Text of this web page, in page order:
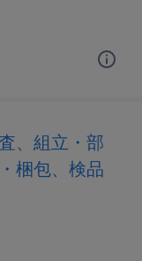
、組立・部
梱包、検品